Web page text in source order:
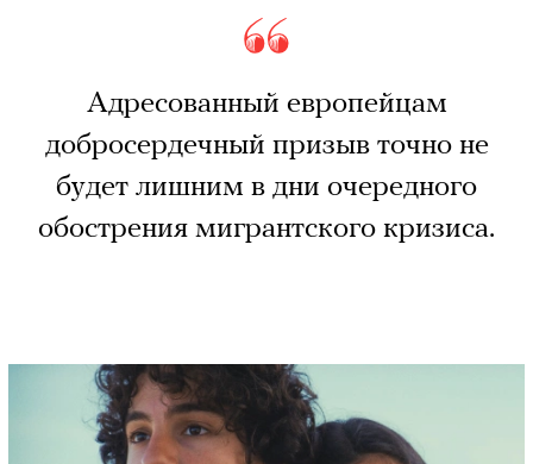
Адресованный европейцам
добросердечный призыв точно не
будет лишним в дни очередного
обострения мигрантского кризиса.